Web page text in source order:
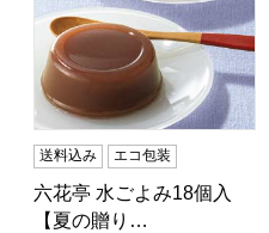
送料込み エコ包装
六花亭 水ごよみ18個入
【夏の贈り…